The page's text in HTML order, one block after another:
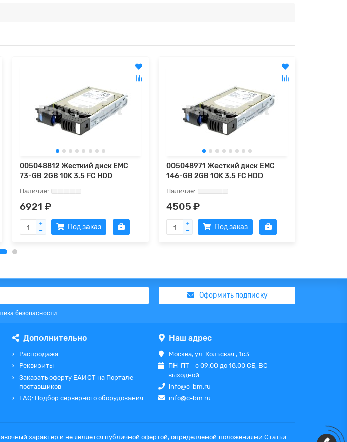
005048812 Жесткий диск EMC
73-GB 2GB 10K 3.5 FC HDD
6921 ₽
Под заказ
005048971 Жесткий диск EMC
146-GB 2GB 10K 3.5 FC HDD
4505 ₽
Под заказ
безопасности
Оформить подписку
Дополнительно
Распродажа
Реквизиты
Заказать оферту ЕАИСТ на Портале
поставщиков
FAQ: Подбор серверного оборудования
Наш адрес
Москва, ул. Кольская , 1с3
ПН-ПТ - с 09:00 до 18:00 СБ, ВС -
выходной
info@c-bm.ru
info@c-bm.ru
характер и не является публичной офертой, определяемой положениями Статьи